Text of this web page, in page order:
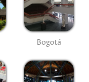
Bogotá